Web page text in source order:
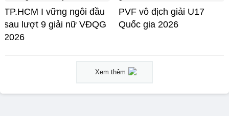
TP.HCM I vững ngôi đầu
sau lượt 9 giải nữ VĐQG
2026
PVF vô địch giải U17
Quốc gia 2026
Xem thêm